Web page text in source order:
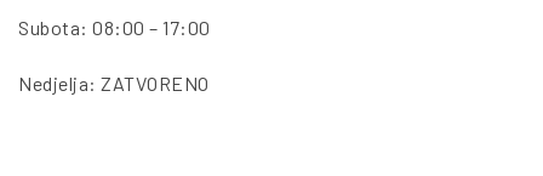
Subota: 08:00 – 17:00
Nedjelja: ZATVORENO